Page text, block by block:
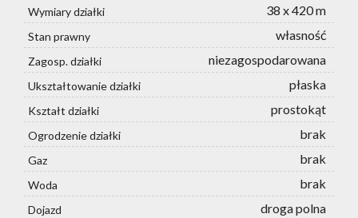
Wymiary działki
38 x 420 m
Stan prawny własność
Zagosp. działki niezagospodarowana
Ukształtowanie działki płaska
Kształt działki prostokąt
Ogrodzenie działki brak
Gaz brak
Woda brak
Dojazd droga polna